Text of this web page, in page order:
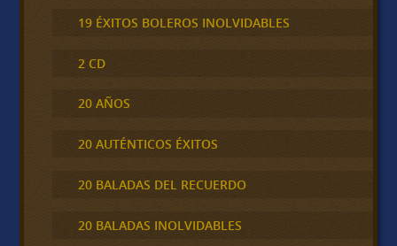
19 ÉXITOS BOLEROS INOLVIDABLES
2 CD
20 AÑOS
20 AUTÉNTICOS ÉXITOS
20 BALADAS DEL RECUERDO
20 BALADAS INOLVIDABLES